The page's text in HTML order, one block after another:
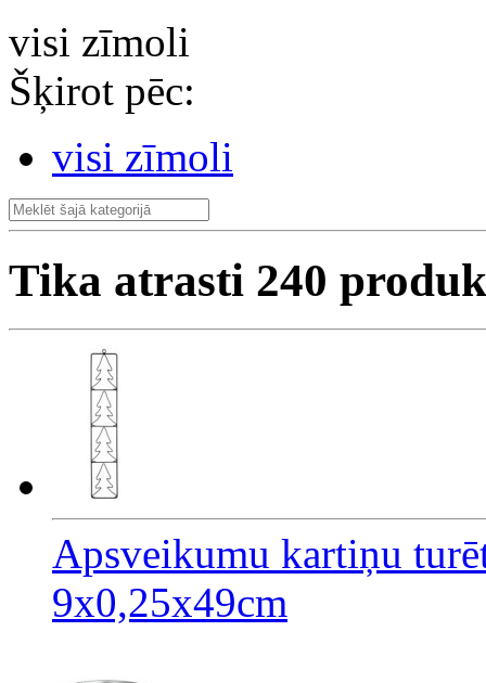
visi zīmoli
Šķirot pēc:
visi zīmoli
Tika atrasti 240
Apsveikumu kartiņu
9x0,25x49cm